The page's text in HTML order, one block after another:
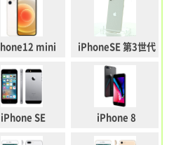
mini iPhoneSE 第3世代
iPhone SE iPhone 8